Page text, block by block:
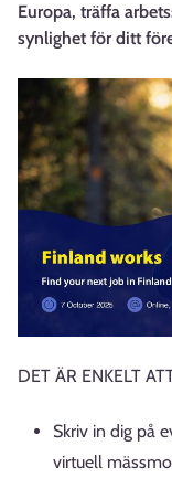
Europa, träffa
synlighet för ditt
DET ÄR ENKELT
Skriv in dig på
virtuell